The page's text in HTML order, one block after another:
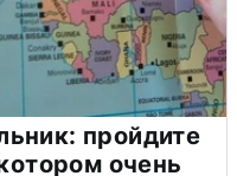
пройдите
очень